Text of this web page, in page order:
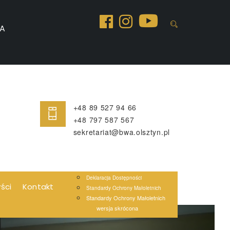
+48 89 527 94 66
+48 797 587 567
sekretariat@bwa.olsztyn.pl
Kontakt
Deklaracja Dostępności
Standardy Ochrony Małoletnich
Standardy Ochrony Małoletnich
wersja skrócona